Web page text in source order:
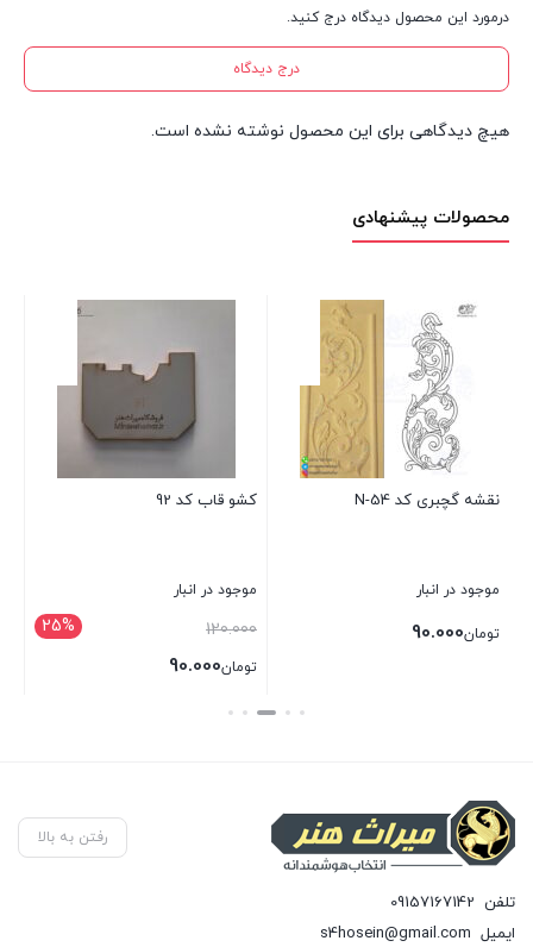
درمورد این محصول دیدگاه درج کنید.
درج دیدگاه
هیچ دیدگاهی برای این محصول نوشته نشده است.
محصولات پیشنهادی
نقشه گچبری کد N-54
موجود در انبار
تومان90.000
کشو قاب کد 92
موجود در انبار
25% 120.000قیمت
اصلی:
تومان90.000
بستن
رفتن به بالا
تلفن 09157167142
ایمیل s4hosein@gmail.com